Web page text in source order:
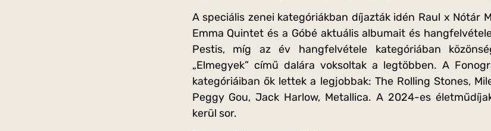
A speciális zenei kategóriákban díjazták idén Raul x Nótár
Emma Quintet és a Góbé aktuális albumait és
Pestis, míg az év hangfelvétele kategóriában
„Elmegyek” című dalára voksoltak a legtöbben. A
kategóriáiban ők lettek a legjobbak: The Rolling Stones,
Peggy Gou, Jack Harlow, Metallica. A 2024-es
kerül sor.